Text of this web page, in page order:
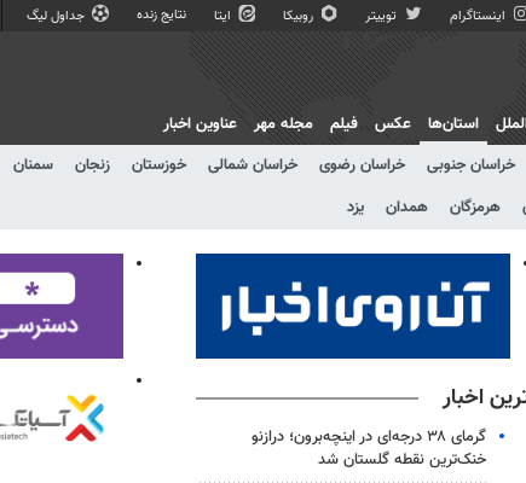
اینستاگرام توییتر روبیکا ایتا نتایج زنده جداول لیگ
استان‌ها
خراسان جنوبی خراسان رضوی خراسان شمالی خوزستان زنجان سمنان
هرمزگان همدان یزد
عکس فیلم مجله مهر عناوین اخبار
اخبار
گرمای ۳۸ درجه‌ای در اینچه‌برون؛ درازنو
خنک‌ترین نقطه گلستان شد